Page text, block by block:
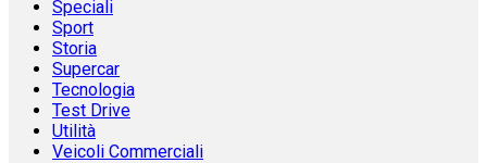
Speciali
Sport
Storia
Supercar
Tecnologia
Test Drive
Utilità
Veicoli Commerciali